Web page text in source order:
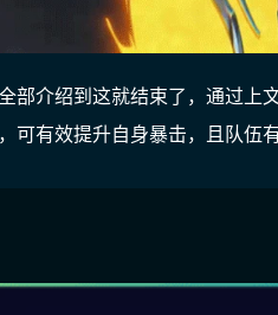
部介绍到这就结束了，通过上
可有效提升自身暴击，且队伍